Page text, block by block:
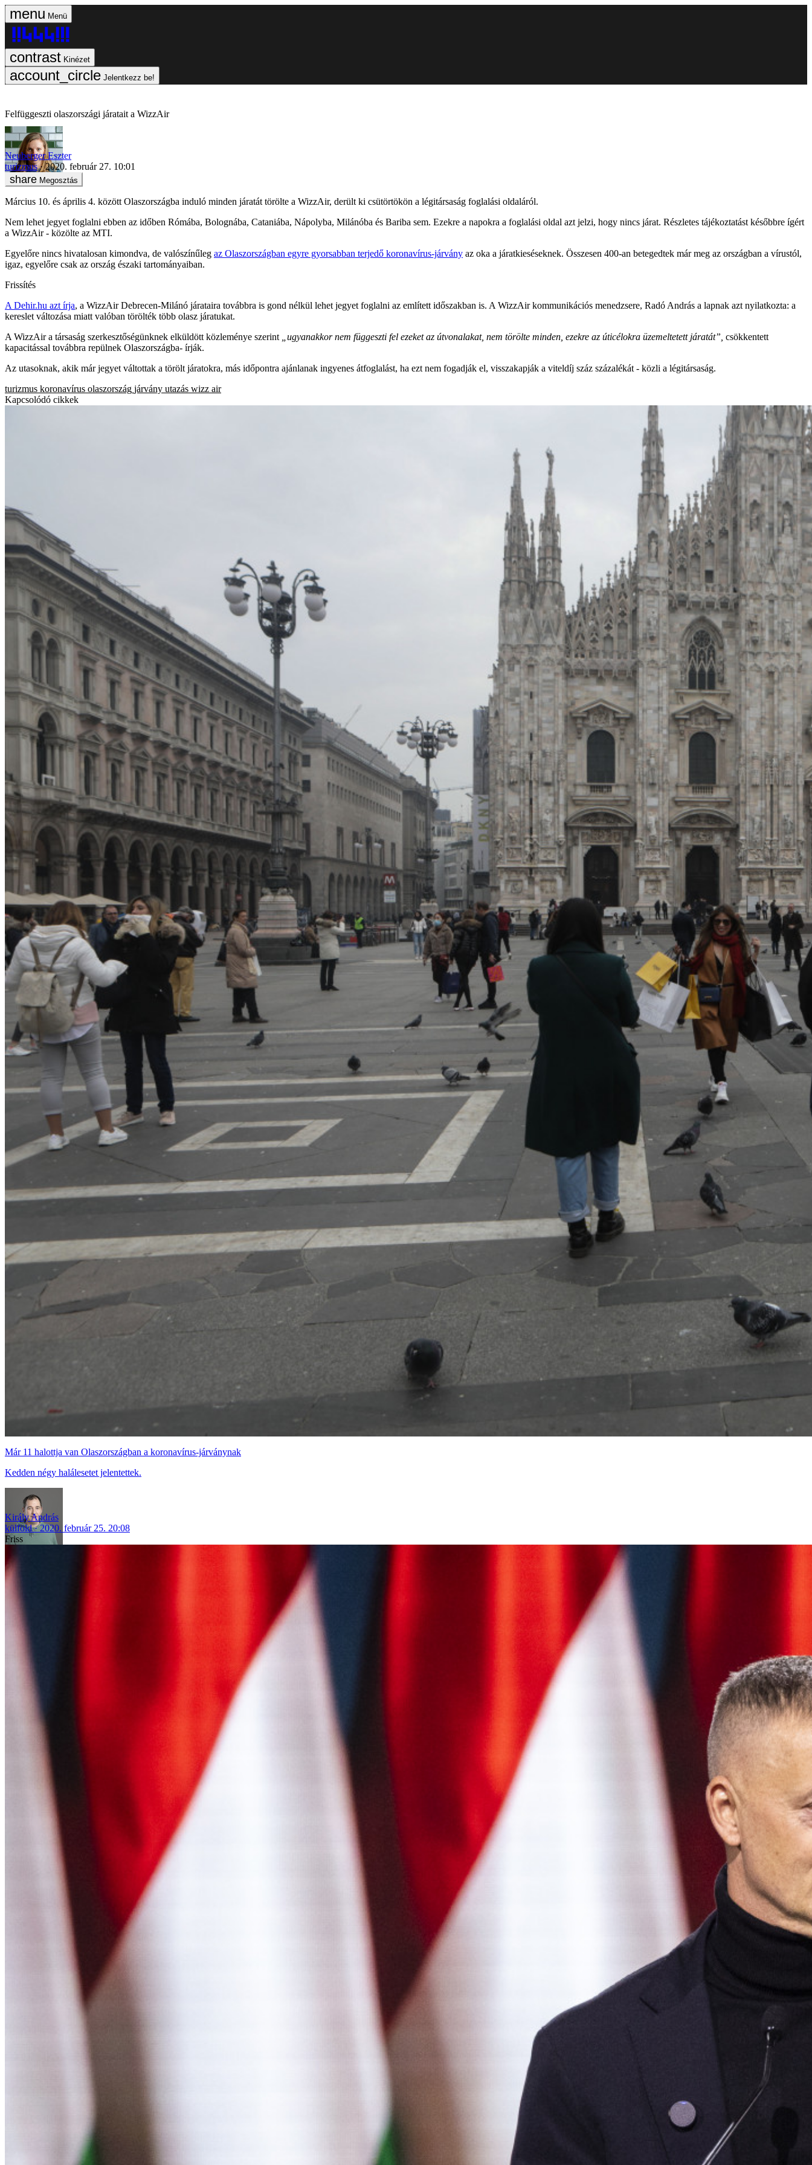
Menü
Kinézet
Jelentkezz be!
Felfüggeszti olaszországi járatait a WizzAir
Neuberger Eszter
turizmus
2020. február 27. 10:01
Megosztás
Március 10. és április 4. között Olaszországba induló minden járatát törölte a WizzAir, derült ki csütörtökön a légitársaság foglalási oldaláról.
Nem lehet jegyet foglalni ebben az időben Rómába, Bolognába, Cataniába, Nápolyba, Milánóba és Bariba sem. Ezekre a napokra a foglalási oldal azt jelzi, hogy nincs járat. Részletes tájékoztatást későbbre ígért
a WizzAir - közölte az MTI.
Egyelőre nincs hivatalosan kimondva, de valószínűleg az Olaszországban egyre gyorsabban terjedő koronavírus-járvány az oka a járatkieséseknek. Összesen 400-an betegedtek már meg az országban a vírustól,
igaz, egyelőre csak az ország északi tartományaiban.
Frissítés
A Dehir.hu azt írja, a WizzAir Debrecen-Milánó járataira továbbra is gond nélkül lehet jegyet foglalni az említett időszakban is. A WizzAir kommunikációs menedzsere, Radó András a lapnak azt nyilatkozta: a
kereslet változása miatt valóban törölték több olasz járatukat.
A WizzAir a társaság szerkesztőségünknek elküldött közleménye szerint „ugyanakkor nem függeszti fel ezeket az útvonalakat, nem törölte minden, ezekre az úticélokra üzemeltetett járatát”, csökkentett
kapacitással továbbra repülnek Olaszországba- írják.
Az utasoknak, akik már jegyet váltottak a törölt járatokra, más időpontra ajánlanak ingyenes átfoglalást, ha ezt nem fogadják el, visszakapják a viteldíj száz százalékát - közli a légitársaság.
turizmus koronavírus olaszország járvány utazás wizz air
Kapcsolódó cikkek
Már 11 halottja van Olaszországban a koronavírus-járványnak
Kedden négy halálesetet jelentettek.
Király András
külföld
2020. február 25. 20:08
Friss